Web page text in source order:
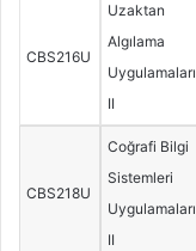
CBS216U
Uzaktan
Algılama
Uygulamaları
II
CBS218U
Coğrafi Bilgi
Sistemleri
Uygulamaları
II